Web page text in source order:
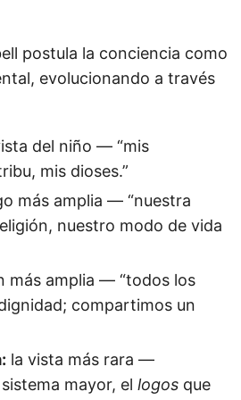
postula la conciencia como
evolucionando a través
del niño — “mis
mis dioses.”
más amplia — “nuestra
nuestro modo de vida
más amplia — “todos los
compartimos un
la vista más rara —
mayor, el logos que